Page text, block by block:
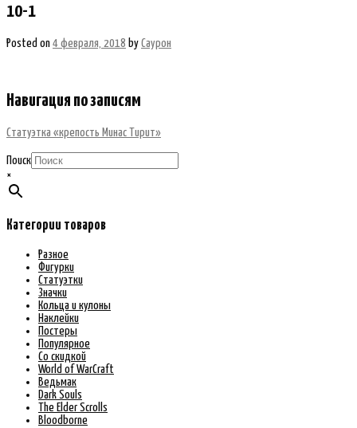
10-1
Posted on 4 февраля, 2018 by Саурон
Навигация по записям
Статуэтка «крепость Минас Тирит»
Поиск
×
Категории товаров
Разное
Фигурки
Статуэтки
Значки
Кольца и кулоны
Наклейки
Постеры
Популярное
Со скидкой
World of WarCraft
Ведьмак
Dark Souls
The Elder Scrolls
Bloodborne